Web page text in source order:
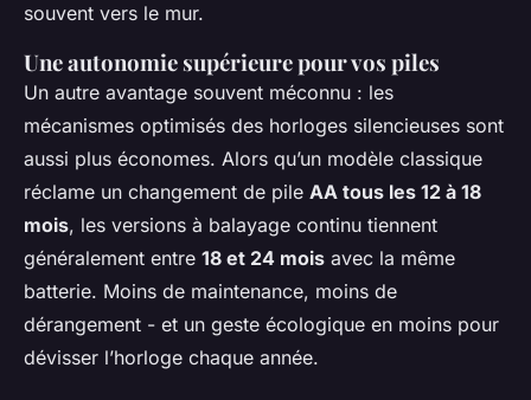
souvent vers le mur.
Une autonomie supérieure pour vos piles
Un autre avantage souvent méconnu : les
mécanismes optimisés des horloges silencieuses sont
aussi plus économes. Alors qu’un modèle classique
réclame un changement de pile AA tous les 12 à 18
mois, les versions à balayage continu tiennent
généralement entre 18 et 24 mois avec la même
batterie. Moins de maintenance, moins de
dérangement - et un geste écologique en moins pour
dévisser l’horloge chaque année.